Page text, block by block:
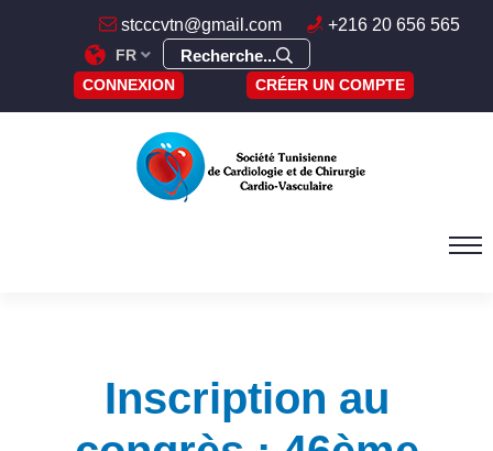
stcccvtn@gmail.com +216 20 656 565
FR Recherche...
CONNEXION CRÉER UN COMPTE
Inscription au